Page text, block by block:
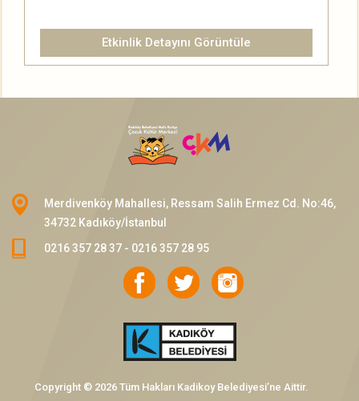
Etkinlik Detayını Görüntüle
Merdivenköy Mahallesi, Ressam Salih Ermez Cd. No:46,
34732 Kadıköy/İstanbul
0216 357 28 37 - 0216 357 28 95
Copyright © 2026 Tüm Hakları Kadikoy Belediyesi’ne Aittir.